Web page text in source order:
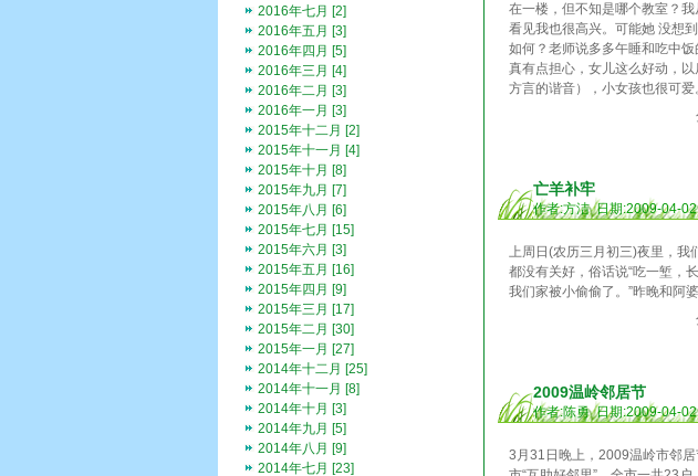
在一楼，但不知是哪个教室？
看见我也很高兴。可能她 没想
如何？老师说多多午睡和吃中
真有点担心，女儿这么好动，
方言的谐音），小女孩也很可
亡羊补牢
作者:方洁 日期:2009-04-02
上周日(农历三月初三)夜里，我
都没有关好，俗话说“吃一堑，
我们家被小偷偷了。”昨晚和阿
2009温岭邻居节
作者:陈勇 日期:2009-04-02
3月31日晚上，2009温岭市邻
2016年七月 [2]
2016年五月 [3]
2016年四月 [5]
2016年三月 [4]
2016年二月 [3]
2016年一月 [3]
2015年十二月 [2]
2015年十一月 [4]
2015年十月 [8]
2015年九月 [7]
2015年八月 [6]
2015年七月 [15]
2015年六月 [3]
2015年五月 [16]
2015年四月 [9]
2015年三月 [17]
2015年二月 [30]
2015年一月 [27]
2014年十二月 [25]
2014年十一月 [8]
2014年十月 [3]
2014年九月 [5]
2014年八月 [9]
2014年七月 [23]